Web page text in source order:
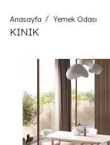
Anasayfa Yemek Odası
KINIK